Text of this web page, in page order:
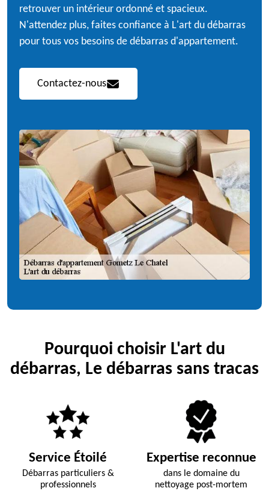
retrouver un intérieur ordonné et spacieux.
N'attendez plus, faites confiance à L'art du débarras
pour tous vos besoins de débarras d'appartement.
Contactez-nous
Pourquoi choisir L'art du
débarras, Le débarras sans tracas
Service Étoilé
Débarras particuliers &
professionnels
Expertise reconnue
dans le domaine du
nettoyage post-mortem